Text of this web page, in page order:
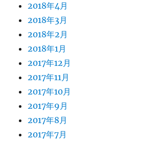
2018年4月
2018年3月
2018年2月
2018年1月
2017年12月
2017年11月
2017年10月
2017年9月
2017年8月
2017年7月